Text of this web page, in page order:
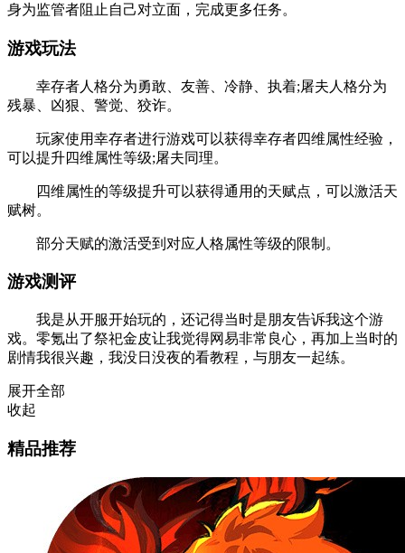
身为监管者阻止自己对立面，完成更多任务。
游戏玩法
幸存者人格分为勇敢、友善、冷静、执着;屠夫人格分为
残暴、凶狠、警觉、狡诈。
玩家使用幸存者进行游戏可以获得幸存者四维属性经验，
可以提升四维属性等级;屠夫同理。
四维属性的等级提升可以获得通用的天赋点，可以激活天
赋树。
部分天赋的激活受到对应人格属性等级的限制。
游戏测评
我是从开服开始玩的，还记得当时是朋友告诉我这个游
戏。零氪出了祭祀金皮让我觉得网易非常良心，再加上当时的
剧情我很兴趣，我没日没夜的看教程，与朋友一起练。
展开全部
收起
精品推荐